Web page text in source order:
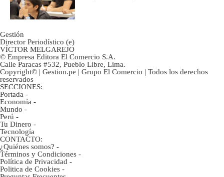
Gestión
Director Periodístico (e)
VÍCTOR MELGAREJO
© Empresa Editora El Comercio S.A.
Calle Paracas #532, Pueblo Libre, Lima.
Copyright© | Gestion.pe | Grupo El Comercio | Todos los derechos
reservados
SECCIONES:
Portada -
Economía -
Mundo -
Perú -
Tu Dinero -
Tecnología
CONTACTO:
¿Quiénes somos? -
Términos y Condiciones -
Política de Privacidad -
Politica de Cookies -